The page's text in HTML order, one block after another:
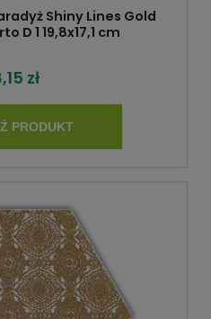
Shiny Lines Gold
D 1 19,8x17,1 cm
zł
PRODUKT